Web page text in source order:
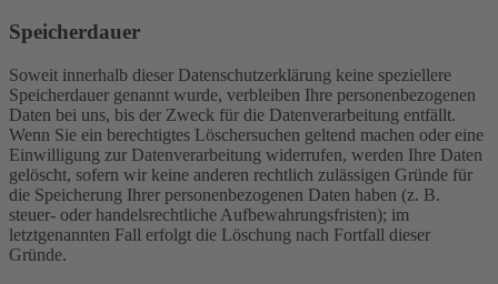
Speicherdauer
Soweit innerhalb dieser Datenschutzerklärung keine speziellere
Speicherdauer genannt wurde, verbleiben Ihre personenbezogenen
Daten bei uns, bis der Zweck für die Datenverarbeitung entfällt.
Wenn Sie ein berechtigtes Löschersuchen geltend machen oder eine
Einwilligung zur Datenverarbeitung widerrufen, werden Ihre Daten
gelöscht, sofern wir keine anderen rechtlich zulässigen Gründe für
die Speicherung Ihrer personenbezogenen Daten haben (z. B.
steuer- oder handelsrechtliche Aufbewahrungsfristen); im
letztgenannten Fall erfolgt die Löschung nach Fortfall dieser
Gründe.